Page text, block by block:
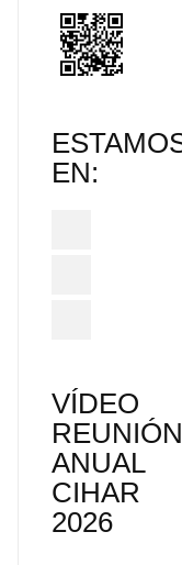
EN:
VÍDEO
ANUAL
CIHAR
2026